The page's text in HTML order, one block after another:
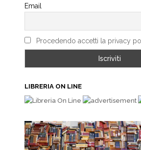
Email
Procedendo accetti la privacy
LIBRERIA ON LINE